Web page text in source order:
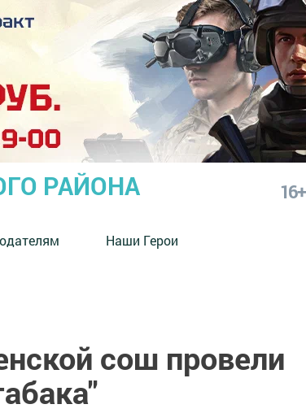
РАЙОНА 16+
Наши Герои
сош провели